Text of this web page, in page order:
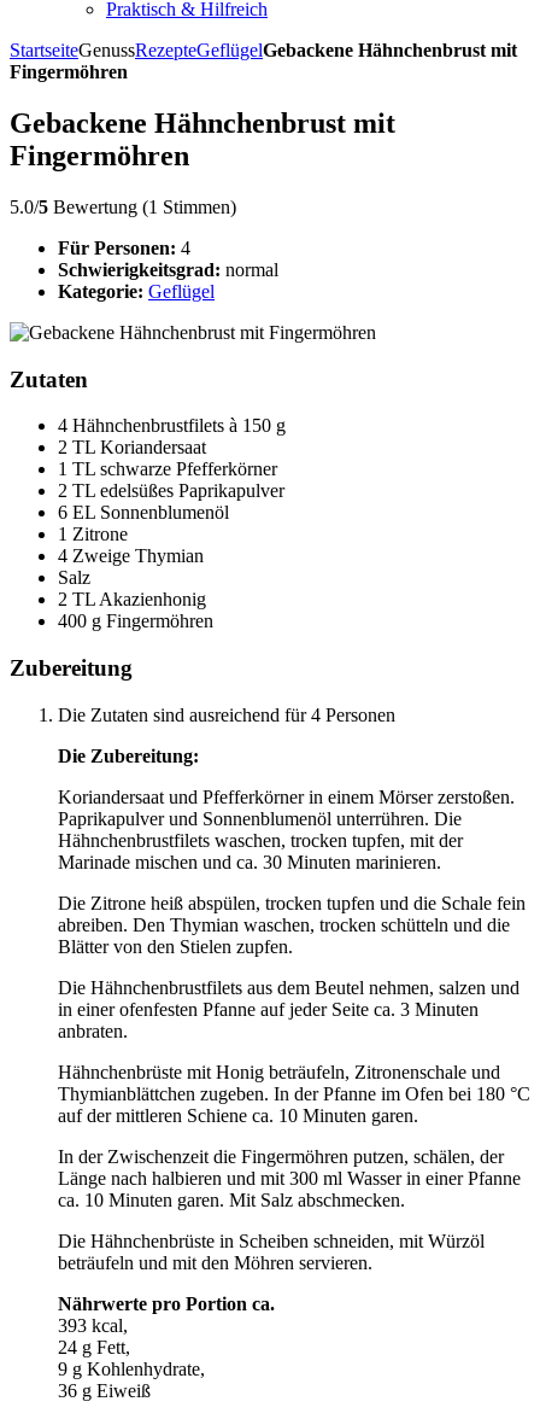
Praktisch & Hilfreich
StartseiteGenussRezepteGeflügelGebackene Hähnchenbrust mit
Fingermöhren
Gebackene Hähnchenbrust mit
Fingermöhren
5.0/5 Bewertung (1 Stimmen)
Für Personen: 4
Schwierigkeitsgrad: normal
Kategorie: Geflügel
Zutaten
4 Hähnchenbrustfilets à 150 g
2 TL Koriandersaat
1 TL schwarze Pfefferkörner
2 TL edelsüßes Paprikapulver
6 EL Sonnenblumenöl
1 Zitrone
4 Zweige Thymian
Salz
2 TL Akazienhonig
400 g Fingermöhren
Zubereitung
Die Zutaten sind ausreichend für 4 Personen
Die Zubereitung:
Koriandersaat und Pfefferkörner in einem Mörser zerstoßen.
Paprikapulver und Sonnenblumenöl unterrühren. Die
Hähnchenbrustfilets waschen, trocken tupfen, mit der
Marinade mischen und ca. 30 Minuten marinieren.
Die Zitrone heiß abspülen, trocken tupfen und die Schale fein
abreiben. Den Thymian waschen, trocken schütteln und die
Blätter von den Stielen zupfen.
Die Hähnchenbrustfilets aus dem Beutel nehmen, salzen und
in einer ofenfesten Pfanne auf jeder Seite ca. 3 Minuten
anbraten.
Hähnchenbrüste mit Honig beträufeln, Zitronenschale und
Thymianblättchen zugeben. In der Pfanne im Ofen bei 180 °C
auf der mittleren Schiene ca. 10 Minuten garen.
In der Zwischenzeit die Fingermöhren putzen, schälen, der
Länge nach halbieren und mit 300 ml Wasser in einer Pfanne
ca. 10 Minuten garen. Mit Salz abschmecken.
Die Hähnchenbrüste in Scheiben schneiden, mit Würzöl
beträufeln und mit den Möhren servieren.
Nährwerte pro Portion ca.
393 kcal,
24 g Fett,
9 g Kohlenhydrate,
36 g Eiweiß